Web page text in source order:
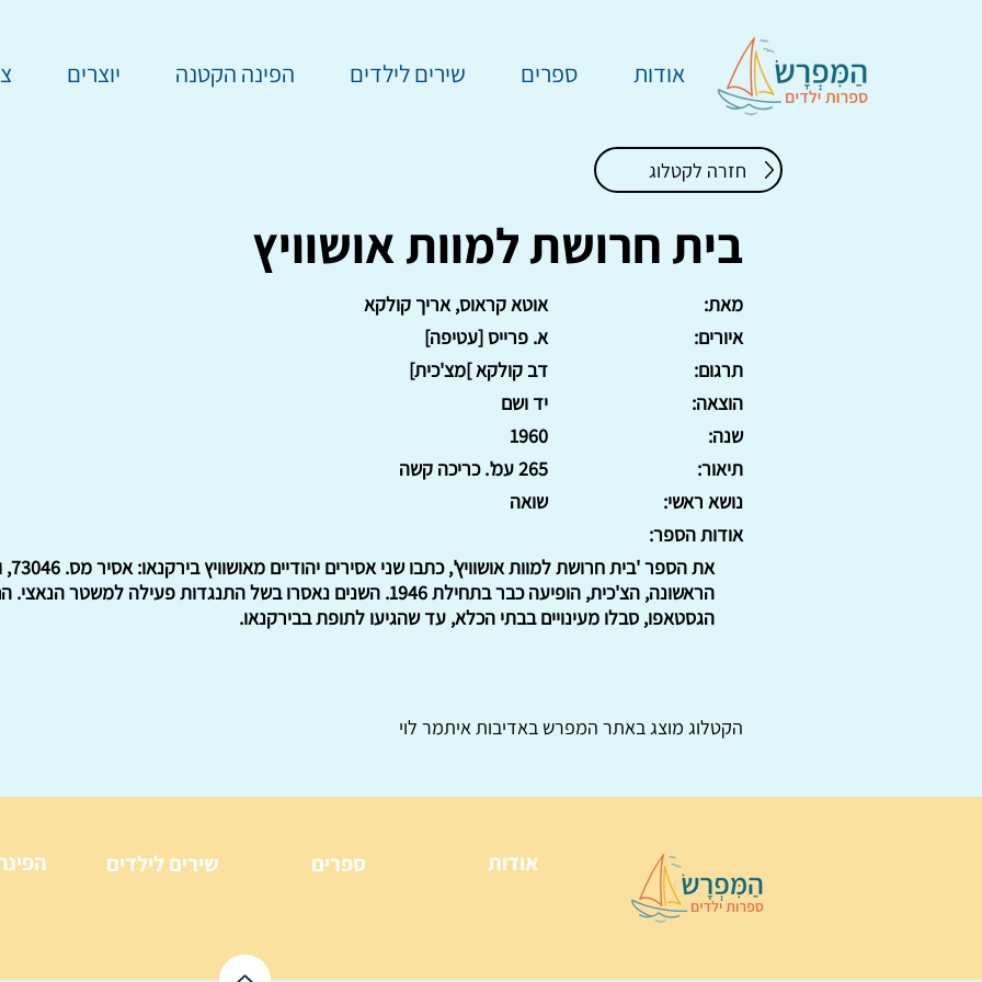
אודות ספרים שירים לילדים הפינה הקטנה יוצרים
חזרה לקטלוג
בית חרושת למוות אושוויץ
אוטא קראוס, אריך קולקא
מאת:
א. פרייס [עטיפה]
איורים:
דב קולקא ]מצ'כית]
תרגום:
יד ושם
הוצאה:
1960
שנה:
265 עמ'. כריכה קשה
תיאור:
שואה
נושא ראשי:
אודות הספר:
הראשונה, הצ'כית, הופיעה כבר בתחילת 1946. השנים נאסרו בשל התנגדות
הגסטאפו, סבלו מעינויים בבתי הכלא, עד שהגיעו לתופת בבירקנאו.
הקטלוג מוצג באתר המפרש באדיבות איתמר לוי
שירים לילדים ספרים אודות